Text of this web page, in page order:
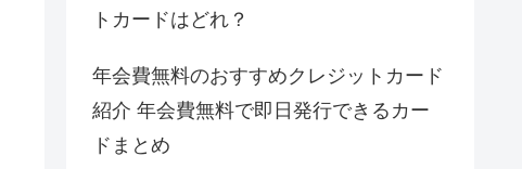
トカードはどれ？
年会費無料のおすすめクレジットカード
紹介 年会費無料で即日発行できるカー
ドまとめ